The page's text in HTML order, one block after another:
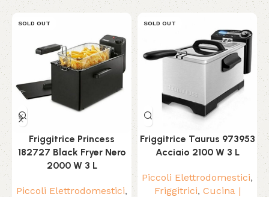
SOLD OUT
Friggitrice Princess
182727 Black Fryer Nero
2000 W 3 L
Piccoli Elettrodomestici,
SOLD OUT
Friggitrice Taurus 973953
Acciaio 2100 W 3 L
Piccoli Elettrodomestici,
Friggitrici, Cucina |